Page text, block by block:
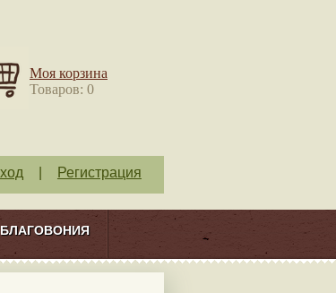
Моя корзина
Товаров: 0
Регистрация
БЛАГОВОНИЯ